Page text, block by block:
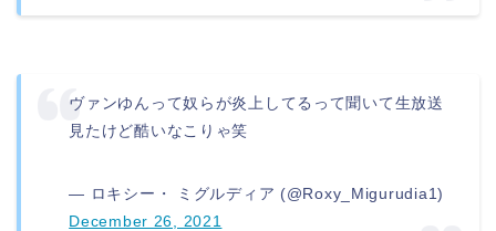
ヴァンゆんって奴らが炎上してるって聞いて生放送
見たけど酷いなこりゃ笑
— ロキシー・ ミグルディア (@Roxy_Migurudia1)
December 26, 2021